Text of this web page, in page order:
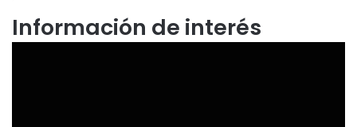
Información de interés